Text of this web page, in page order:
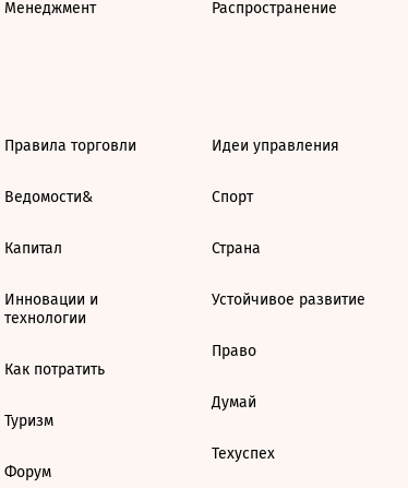
Менеджмент Распространение
Правила торговли
Ведомости&
Капитал
Инновации и
технологии
Как потратить
Туризм
Форум
Идеи управления
Спорт
Страна
Устойчивое развитие
Право
Думай
Техуспех